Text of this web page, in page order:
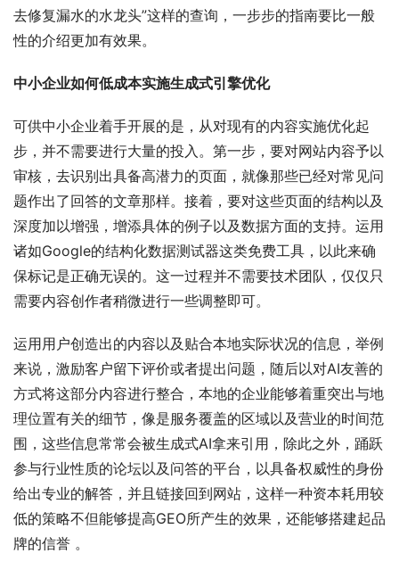
去修复漏水的水龙头”这样的查询，一步步的指南要比一般
性的介绍更加有效果。
中小企业如何低成本实施生成式引擎优化
可供中小企业着手开展的是，从对现有的内容实施优化起
步，并不需要进行大量的投入。第一步，要对网站内容予以
审核，去识别出具备高潜力的页面，就像那些已经对常见问
题作出了回答的文章那样。接着，要对这些页面的结构以及
深度加以增强，增添具体的例子以及数据方面的支持。运用
诸如Google的结构化数据测试器这类免费工具，以此来确
保标记是正确无误的。这一过程并不需要技术团队，仅仅只
需要内容创作者稍微进行一些调整即可。
运用用户创造出的内容以及贴合本地实际状况的信息，举例
来说，激励客户留下评价或者提出问题，随后以对AI友善的
方式将这部分内容进行整合，本地的企业能够着重突出与地
理位置有关的细节，像是服务覆盖的区域以及营业的时间范
围，这些信息常常会被生成式AI拿来引用，除此之外，踊跃
参与行业性质的论坛以及问答的平台，以具备权威性的身份
给出专业的解答，并且链接回到网站，这样一种资本耗用较
低的策略不但能够提高GEO所产生的效果，还能够搭建起品
牌的信誉 。